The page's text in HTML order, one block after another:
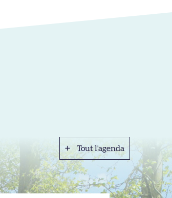
Tout l'agenda
Tout l'agenda